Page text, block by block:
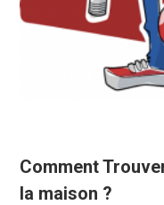
Comment
la maison ?